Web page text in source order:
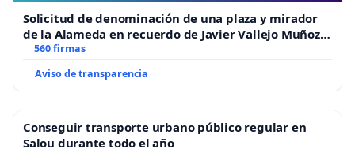
Solicitud de denominación de una plaza y mirador
de la Alameda en recuerdo de Javier Vallejo Muñoz
“Mazinger”
560 firmas
Aviso de transparencia
Conseguir transporte urbano público regular en
Salou durante todo el año